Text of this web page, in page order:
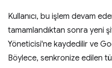
Kullanıcı, bu işlem devam
tamamlandıktan sonra yeni
Yöneticisi'ne kaydedilir ve
Böylece, senkronize edilen